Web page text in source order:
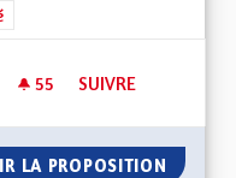
: Les services publics en
55 55 ABONNÉS
SUIVRE
LA PROPOSITION